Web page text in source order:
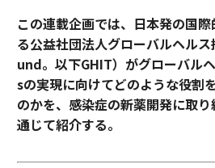
この連載企画では、日本発の国
る公益社団法人グローバルヘル
und。以下GHIT）がグローバル
sの実現に向けてどのような役割
のかを、感染症の新薬開発に取
通じて紹介する。